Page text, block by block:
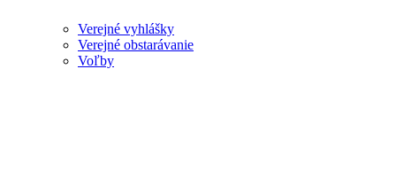
Verejné vyhlášky
Verejné obstarávanie
Voľby